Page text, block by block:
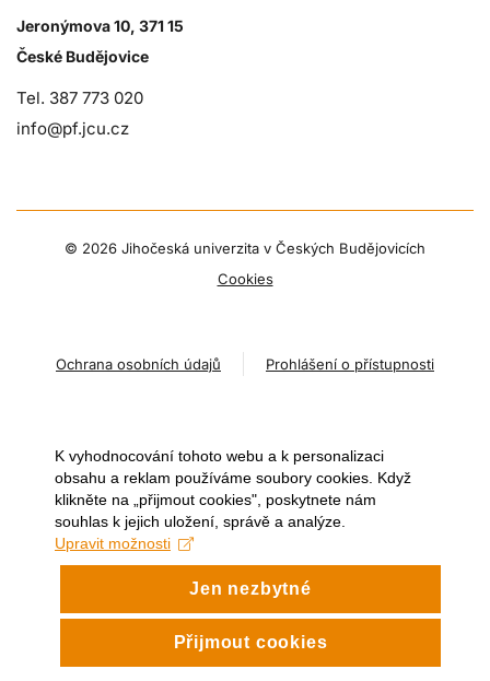
Jeronýmova 10, 371 15
České Budějovice
Tel. 387 773 020
info@pf.jcu.cz
© 2026 Jihočeská univerzita v Českých Budějovicích
Cookies
Ochrana osobních údajů Prohlášení o přístupnosti
K vyhodnocování tohoto webu a k personalizaci
obsahu a reklam používáme soubory cookies. Když
klikněte na „přijmout cookies", poskytnete nám
souhlas k jejich uložení, správě a analýze.
Upravit možnosti
Jen nezbytné
Přijmout cookies